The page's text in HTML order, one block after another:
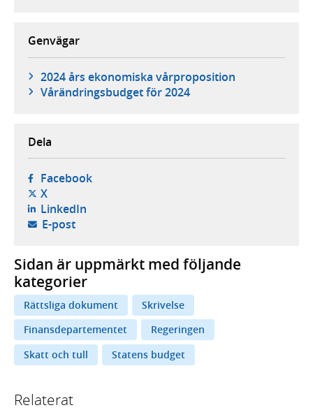
Genvägar
2024 års ekonomiska vårproposition
Vårändringsbudget för 2024
Dela
Facebook- öppnas i ny flik, extern webbplats,
X- öppnas i ny flik, extern webbplats,
LinkedIn- öppnas i ny flik, extern webbplats,
E-post- öppnar din e-postklient,
Sidan är uppmärkt med följande
kategorier
Rättsliga dokument
Skrivelse
Finansdepartementet
Regeringen
Skatt och tull
Statens budget
Relaterat